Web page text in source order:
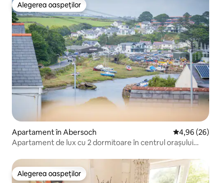
Alegerea oaspeților
Alegerea oaspeților
Apartament în Abersoch Scor mediu
4,96 (26)
Apartament de lux cu 2 dormitoare în centrul orașului
Alegerea oaspeților
Alegerea oaspeților